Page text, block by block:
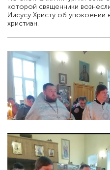
которой священники
Иисусу Христу об упокоении
христиан.